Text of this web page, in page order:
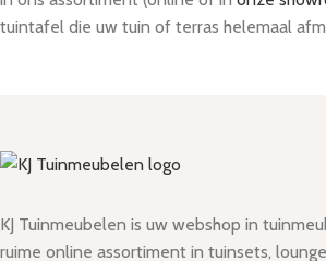
tuintafel die uw tuin of terras helemaal
KJ Tuinmeubelen is uw webshop in
ruime online assortiment in tuinsets,